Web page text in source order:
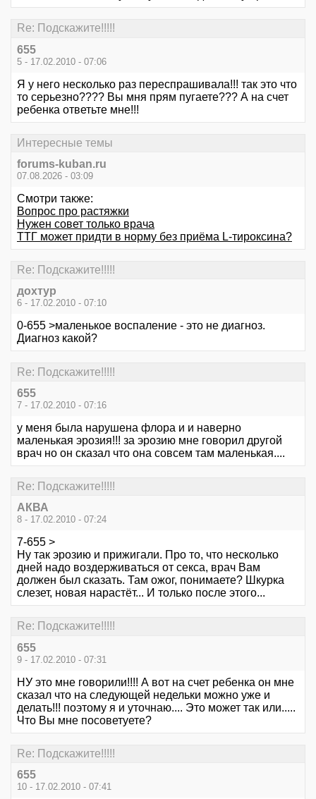
Re: Подскажите!!!!!
655
5 - 17.02.2010 - 07:06
Я у него несколько раз переспрашивала!!! так это что
то серьезно???? Вы мня прям пугаете??? А на счет
ребенка ответьте мне!!!
Интересные темы
forums-kuban.ru
07.08.2026 - 03:09
Смотри также:
Вопрос про растяжки
Нужен совет только врача
ТТГ может придти в норму без приёма L-тироксина?
Re: Подскажите!!!!!
дохтур
6 - 17.02.2010 - 07:10
0-655 >маленькое воспаление - это не диагноз.
Диагноз какой?
Re: Подскажите!!!!!
655
7 - 17.02.2010 - 07:16
у меня была нарушена флора и и наверно
маленькая эрозия!!! за эрозию мне говорил другой
врач но он сказал что она совсем там маленькая....
Re: Подскажите!!!!!
АКВА
8 - 17.02.2010 - 07:24
7-655 >
Ну так эрозию и прижигали. Про то, что несколько
дней надо воздерживаться от секса, врач Вам
должен был сказать. Там ожог, понимаете? Шкурка
слезет, новая нарастёт... И только после этого...
Re: Подскажите!!!!!
655
9 - 17.02.2010 - 07:31
НУ это мне говорили!!!! А вот на счет ребенка он мне
сказал что на следующей недельки можно уже и
делать!!! поэтому я и уточнаю.... Это может так или.....
Что Вы мне посоветуете?
Re: Подскажите!!!!!
655
10 - 17.02.2010 - 07:41